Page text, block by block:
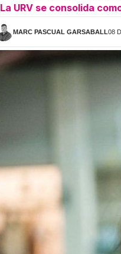
La URV se consolida
MARC PASCUAL GARSABALL08